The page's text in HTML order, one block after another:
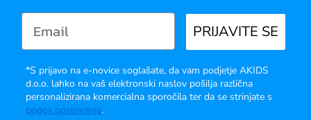
PRIJAVITE SE
*S prijavo na e-novice soglašate, da vam podjetje AKIDS
d.o.o. lahko na vaš elektronski naslov pošilja različna
personalizirana komercialna sporočila ter da se strinjate s
pogoji poslovanja.